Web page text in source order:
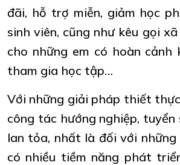
đãi, hỗ trợ miễn, giảm học
sinh viên, cũng như kêu gọi
cho những em có hoàn cảnh
tham gia học tập…
Với những giải pháp thiết
công tác hướng nghiệp,
lan tỏa, nhất là đối với những
có nhiều tiềm năng phát